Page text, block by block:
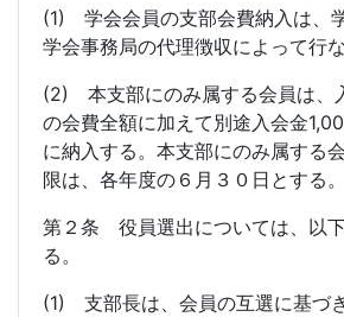
(1) 学会会員の支部会費納入は、
学会事務局の代理徴収によって行な
(2) 本支部にのみ属する会員は、
の会費全額に加えて別途入会金
に納入する。本支部にのみ属する
限は、各年度の６月３０日とする。
第２条 役員選出については、以
る。
(1) 支部長は、会員の互選に基づ